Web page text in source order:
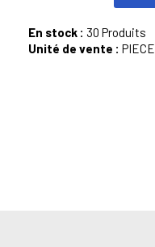
En stock : 30 Produits
Unité de vente : PIECE